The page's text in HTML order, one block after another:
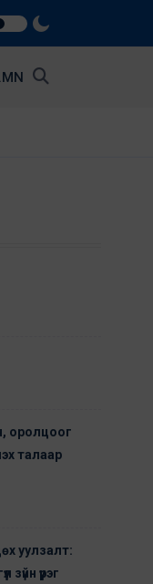
оролцоог
талаар
уулзалт:
үүрэг